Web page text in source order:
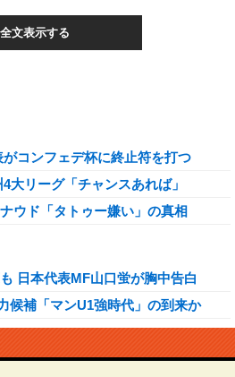
全文表示する
コンフェデ杯に終止符を打つ
大リーグ「チャンスあれば」
ウド「タトゥー嫌い」の真相
日本代表MF山口蛍が胸中告白
候補「マンU1強時代」の到来か